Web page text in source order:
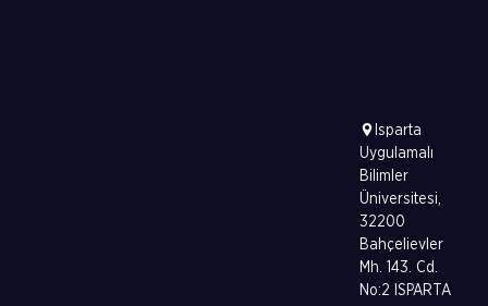
Isparta
Uygulamalı
Bilimler
Üniversitesi,
32200
Bahçelievler
Mh. 143. Cd.
No:2 ISPARTA